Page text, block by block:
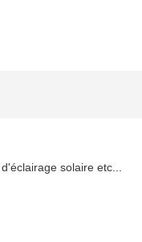
solaire etc...